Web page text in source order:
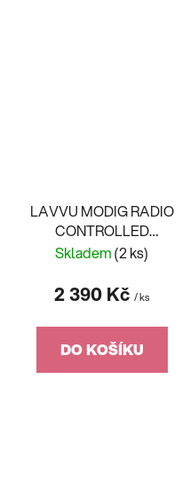
LAVVU MODIG RADIO
CONTROLLED
LCX0010
Skladem(2 ks)
2 390 Kč / ks
DO KOŠÍKU